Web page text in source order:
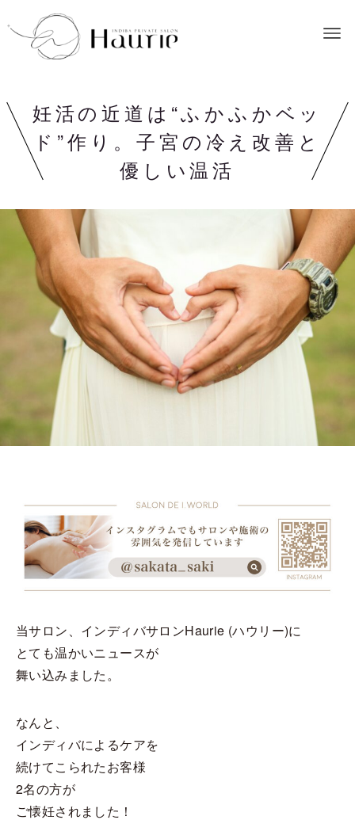
妊活の近道は“ふかふかベッ
ド”作り。子宮の冷え改善と
優しい温活
当サロン、インディバサロンHaurie (ハウリー)に
とても温かいニュースが
舞い込みました。
なんと、
インディバによるケアを
続けてこられたお客様
2名の方が
ご懐妊されました！